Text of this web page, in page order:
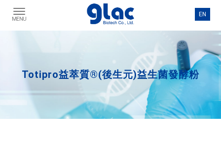
Totipro益萃質®(後生元)益生菌發酵粉